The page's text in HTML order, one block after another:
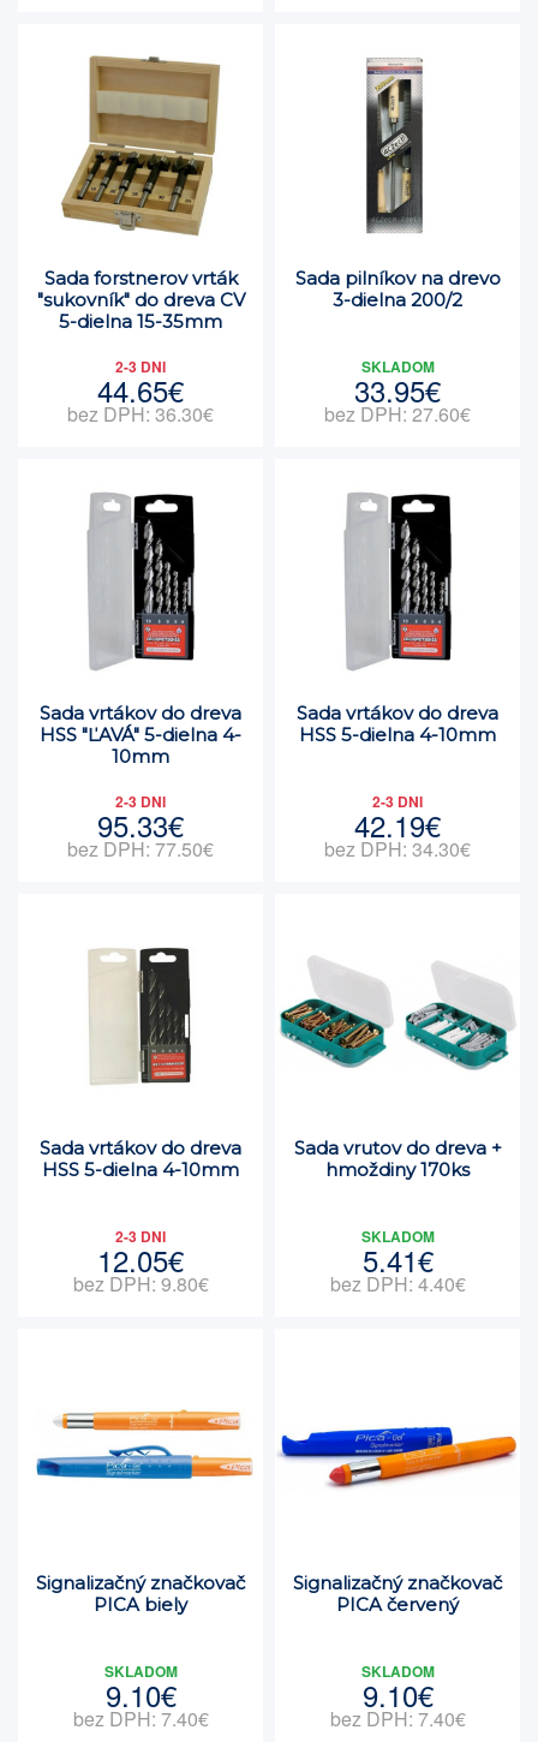
Sada forstnerov vrták
"sukovník" do dreva CV
5-dielna 15-35mm
2-3 DNI
44.65€
bez DPH: 36.30€
Sada pilníkov na drevo
3-dielna 200/2
SKLADOM
33.95€
bez DPH: 27.60€
Sada vrtákov do dreva
HSS "ĽAVÁ" 5-dielna 4-
10mm
2-3 DNI
95.33€
bez DPH: 77.50€
Sada vrtákov do dreva
HSS 5-dielna 4-10mm
2-3 DNI
42.19€
bez DPH: 34.30€
Sada vrtákov do dreva
HSS 5-dielna 4-10mm
2-3 DNI
12.05€
bez DPH: 9.80€
Sada vrutov do dreva +
hmoždiny 170ks
SKLADOM
5.41€
bez DPH: 4.40€
Signalizačný značkovač
PICA biely
SKLADOM
9.10€
bez DPH: 7.40€
Signalizačný značkovač
PICA červený
SKLADOM
9.10€
bez DPH: 7.40€